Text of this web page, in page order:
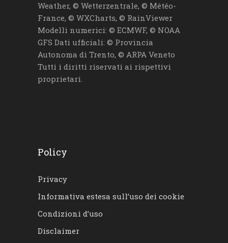
Weather, © Wetterzentrale, © Météo-
France, © WXCharts, © RainViewer
Modelli numerici: © ECMWF, © NOAA
GFS Dati ufficiali: © Provincia
Autonoma di Trento, © ARPA Veneto
Tutti i diritti riservati ai rispettivi
proprietari.
Policy
Privacy
Informativa estesa sull’uso dei cookie
Condizioni d’uso
Disclaimer